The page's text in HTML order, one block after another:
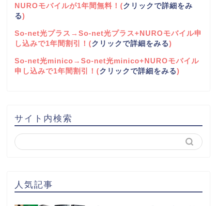
NUROモバイルが1年間無料！(クリックで詳細をみ
る)
So-net光プラス→So-net光プラス+NUROモバイル申
し込みで1年間割引！(クリックで詳細をみる)
So-net光minico→So-net光minico+NUROモバイル
申し込みで1年間割引！(クリックで詳細をみる)
サイト内検索
人気記事